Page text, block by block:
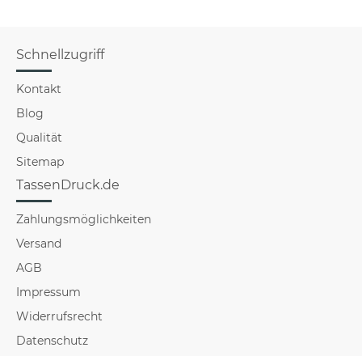
Schnellzugriff
Kontakt
Blog
Qualität
Sitemap
TassenDruck.de
Zahlungsmöglichkeiten
Versand
AGB
Impressum
Widerrufsrecht
Datenschutz